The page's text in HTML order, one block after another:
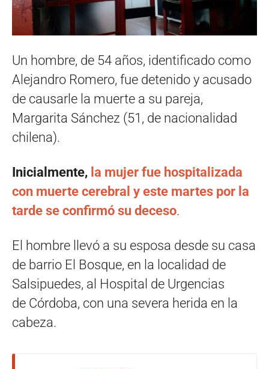
Un hombre, de 54 años, identificado como
Alejandro Romero, fue detenido y acusado
de causarle la muerte a su pareja,
Margarita Sánchez (51, de nacionalidad
chilena).
Inicialmente, la mujer fue hospitalizada
con muerte cerebral y este martes por la
tarde se confirmó su deceso.
El hombre llevó a su esposa desde su casa
de barrio El Bosque, en la localidad de
Salsipuedes, al Hospital de Urgencias
de Córdoba, con una severa herida en la
cabeza.